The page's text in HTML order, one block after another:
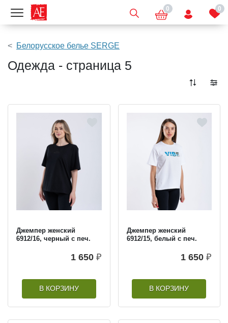
Показать меню 0 0
Белорусское белье SERGE
Одежда - страница 5
Джемпер женский
6912/16, черный с печ.
1 650 ₽
В КОРЗИНУ
Джемпер женский
6912/15, белый с печ.
1 650 ₽
В КОРЗИНУ